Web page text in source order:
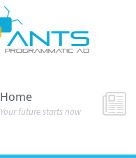
Home
Your future starts now